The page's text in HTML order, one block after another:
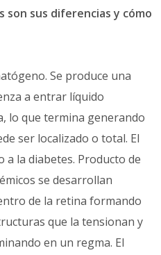
son sus diferencias y cómo
Se produce una
a entrar líquido
lo que termina generando
ser localizado o total. El
a la diabetes. Producto de
se desarrollan
de la retina formando
que la tensionan y
en un regma. El